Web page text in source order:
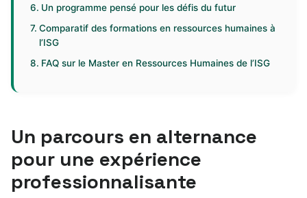
Un programme pensé pour les défis du futur
Comparatif des formations en ressources humaines à
l’ISG
FAQ sur le Master en Ressources Humaines de l’ISG
Un parcours en alternance
pour une expérience
professionnalisante